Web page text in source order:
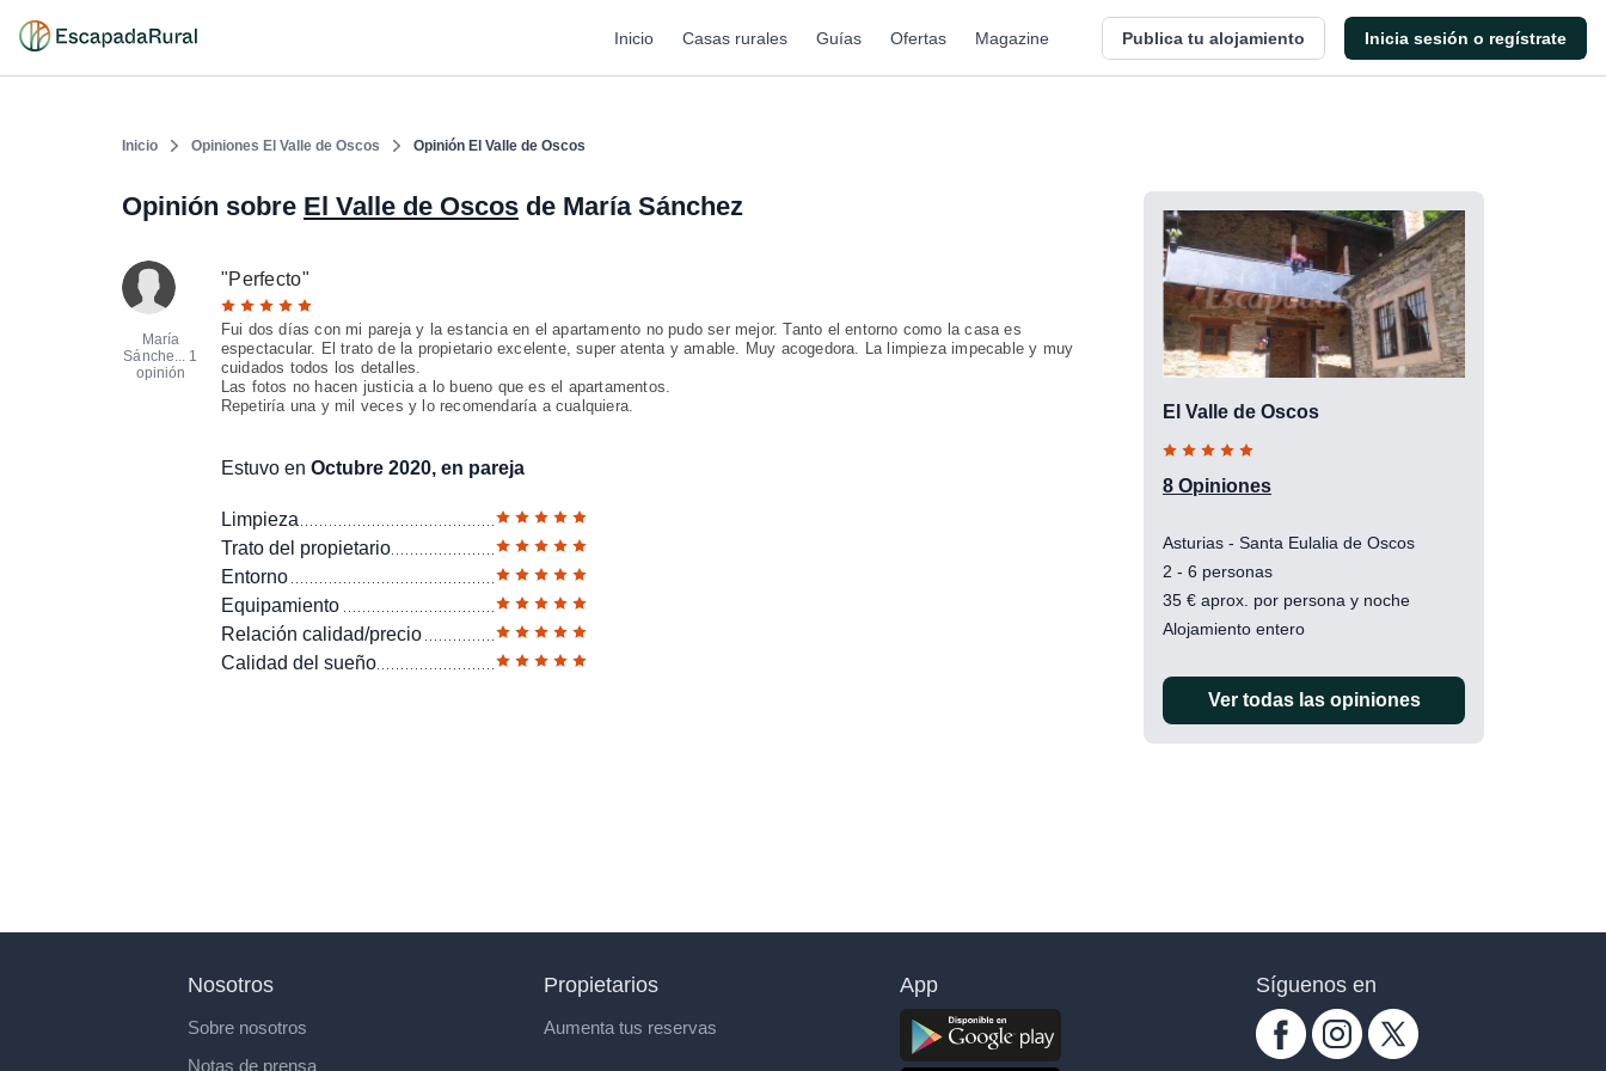
Inicio Casas rurales Guías Ofertas Magazine Publica tu alojamiento Inicia sesión o regístrate
Inicio Opiniones El Valle de Oscos Opinión El Valle de Oscos
Opinión sobre El Valle de Oscos de María Sánchez
María
Sánche... 1
opinión
"Perfecto"
Fui dos días con mi pareja y la estancia en el apartamento no pudo ser mejor. Tanto el entorno como la casa es
espectacular. El trato de la propietario excelente, super atenta y amable. Muy acogedora. La limpieza impecable y muy
cuidados todos los detalles.
Las fotos no hacen justicia a lo bueno que es el apartamentos.
Repetiría una y mil veces y lo recomendaría a cualquiera.
Estuvo en Octubre 2020, en pareja
Limpieza
Trato del propietario
Entorno
Equipamiento
Relación calidad/precio
Calidad del sueño
El Valle de Oscos
8 Opiniones
Asturias - Santa Eulalia de Oscos
2 - 6 personas
35 € aprox. por persona y noche
Alojamiento entero
Ver todas las opiniones
Nosotros
Sobre nosotros
Notas de prensa
Propietarios
Aumenta tus reservas
App Síguenos en